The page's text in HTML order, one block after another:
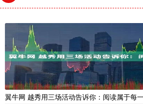
翼牛网 越秀用三场活动告诉你：阅读属于每